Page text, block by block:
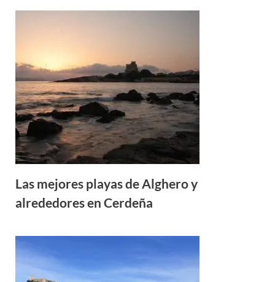
Las mejores playas de Alghero y
alrededores en Cerdeña